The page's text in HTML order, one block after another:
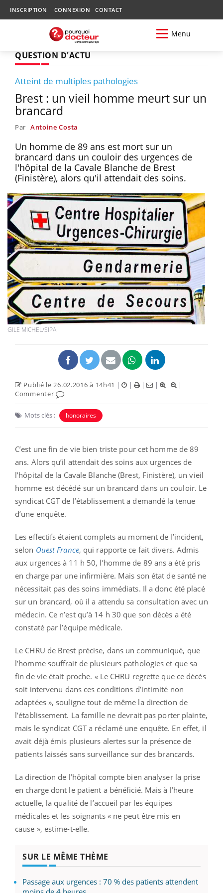
INSCRIPTION CONNEXION CONTACT
Menu
QUESTION D'ACTU
Atteint de multiples pathologies
Brest : un vieil homme meurt sur un
brancard
Par Antoine Costa
Un homme de 89 ans est mort sur un
brancard dans un couloir des urgences de
l'hôpital de la Cavale Blanche de Brest
(Finistère), alors qu'il attendait des soins.
GILE MICHEL/SIPA
Publié le 26.02.2016 à 14h41 | | | |
|
Commenter
Mots clés : honoraires
C’est une fin de vie bien triste pour cet homme de 89
ans. Alors qu’il attendait des soins aux urgences de
l’hôpital de la Cavale Blanche (Brest, Finistère), un vieil
homme est décédé sur un brancard dans un couloir. Le
syndicat CGT de l’établissement a demandé la tenue
d’une enquête.
Les effectifs étaient complets au moment de l’incident,
selon Ouest France, qui rapporte ce fait divers. Admis
aux urgences à 11 h 50, l’homme de 89 ans a été pris
en charge par une infirmière. Mais son état de santé ne
nécessitait pas des soins immédiats. Il a donc été placé
sur un brancard, où il a attendu sa consultation avec un
médecin. Ce n’est qu’à 14 h 30 que son décès a été
constaté par l’équipe médicale.
Le CHRU de Brest précise, dans un communiqué, que
l’homme souffrait de plusieurs pathologies et que sa
fin de vie était proche. « Le CHRU regrette que ce décès
soit intervenu dans ces conditions d’intimité non
adaptées », souligne tout de même la direction de
l’établissement. La famille ne devrait pas porter plainte,
mais le syndicat CGT a réclamé une enquête. En effet, il
avait déjà émis plusieurs alertes sur la présence de
patients laissés sans surveillance sur des brancards.
La direction de l’hôpital compte bien analyser la prise
en charge dont le patient a bénéficié. Mais à l’heure
actuelle, la qualité de l’accueil par les équipes
médicales et les soignants « ne peut être mis en
cause », estime-t-elle.
SUR LE MÊME THÈME
Passage aux urgences : 70 % des patients attendent